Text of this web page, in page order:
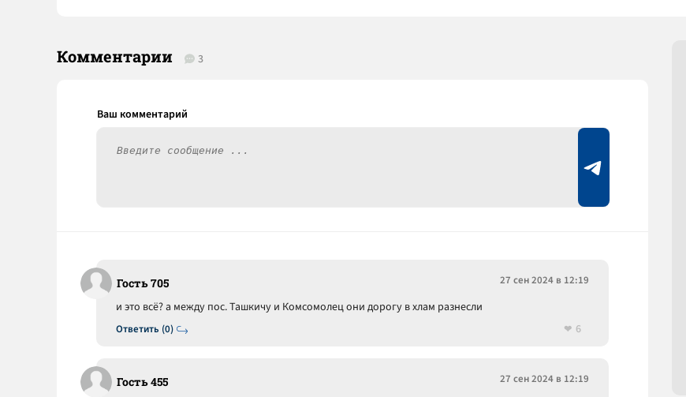
Комментарии 3
Гость 705 27 сен 2024 в 12:19
Ответить (0)
и это всё? а между пос. Ташкичу и Комсомолец они дорогу в хлам разнесли
6
Гость 455 27 сен 2024 в 12:19